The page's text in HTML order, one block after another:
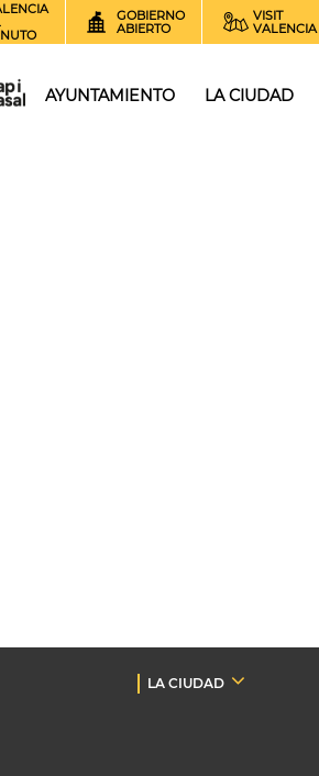
GOBIERNO
ABIERTO
VISIT
VALENCIA
AYUNTAMIENTO LA CIUDAD
LA CIUDAD